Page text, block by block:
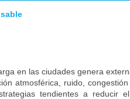
en las ciudades genera
atmosférica, ruido,
tendientes a reducir